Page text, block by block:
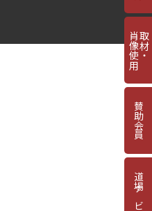
取材・
肖像使用
賛助会員
道場ナビ